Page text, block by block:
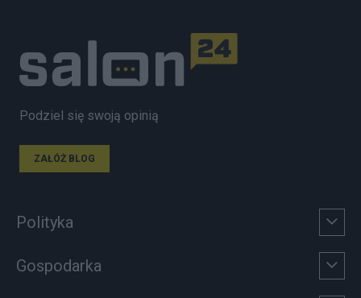
Podziel się swoją opinią
ZAŁÓŻ BLOG
Polityka
Gospodarka